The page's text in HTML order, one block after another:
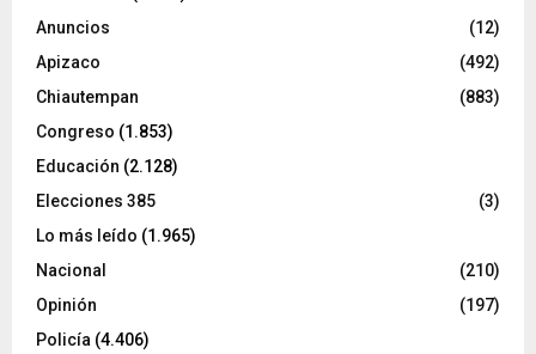
Anuncios
(12)
Apizaco
(492)
Chiautempan
(883)
Congreso (1.853)
Educación (2.128)
Elecciones 385
(3)
Lo más leído (1.965)
Nacional
(210)
Opinión
(197)
Policía (4.406)